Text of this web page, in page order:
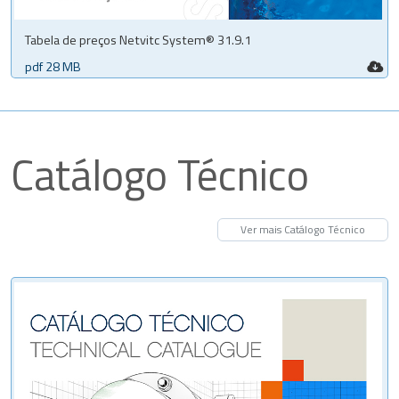
Tabela de preços Netvitc System® 31.9.1
pdf 28 MB
Catálogo Técnico
Ver mais Catálogo Técnico